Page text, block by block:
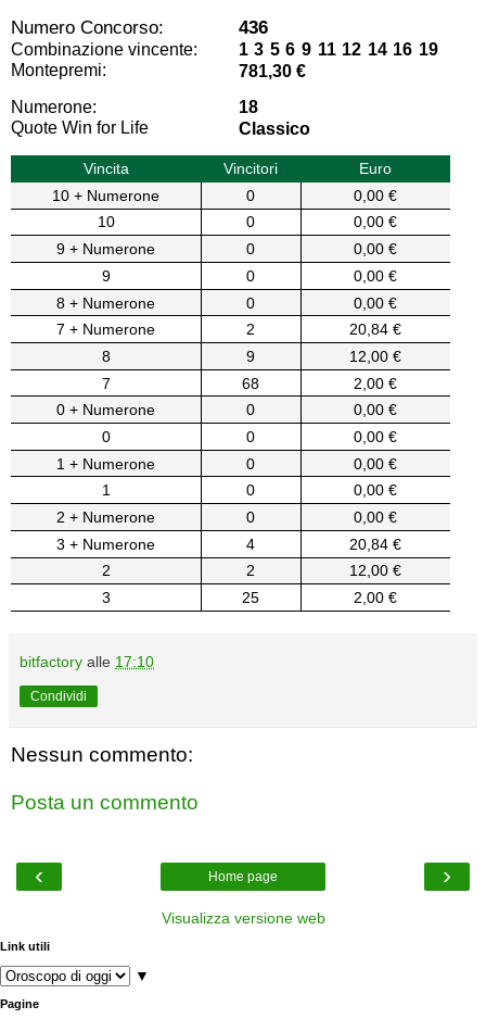
Numero Concorso: 436
Combinazione vincente:
1 3 5 6 9 11 12 14 16 19
Montepremi:
781,30 €
Numerone:
18
Quote Win for Life
Classico
Vincita Vincitori
Euro
10 + Numerone
0
0,00 €
10
0
0,00 €
9 + Numerone
0
0,00 €
9
0
0,00 €
8 + Numerone
0
0,00 €
7 + Numerone
2
20,84 €
8
9
12,00 €
7
68
2,00 €
0 + Numerone
0
0,00 €
0
0
0,00 €
1 + Numerone
0
0,00 €
1
0
0,00 €
2 + Numerone
0
0,00 €
3 + Numerone
4
20,84 €
2
2
12,00 €
3
25 2,00 €
bitfactory alle 17:10
Condividi
Nessun commento:
Posta un commento
‹ ›
Home page
Visualizza versione web
Link utili
▼
Pagine